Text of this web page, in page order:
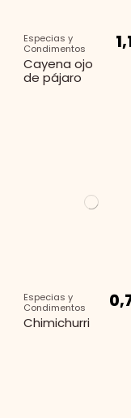
Especias y
Condimentos
Cayena ojo
de pájaro
Especias y
Condimentos
Chimichurri